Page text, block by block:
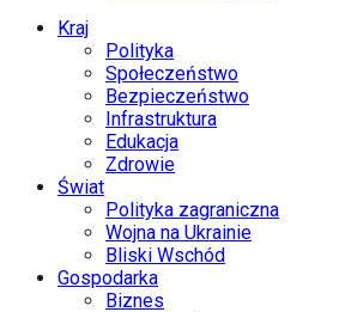
Kraj
Polityka
Społeczeństwo
Bezpieczeństwo
Infrastruktura
Edukacja
Zdrowie
Świat
Polityka zagraniczna
Wojna na Ukrainie
Bliski Wschód
Gospodarka
Biznes